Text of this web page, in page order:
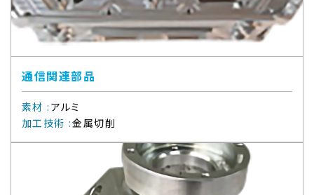
通信関連部品
素材 : アルミ
加工技術 :金属切削